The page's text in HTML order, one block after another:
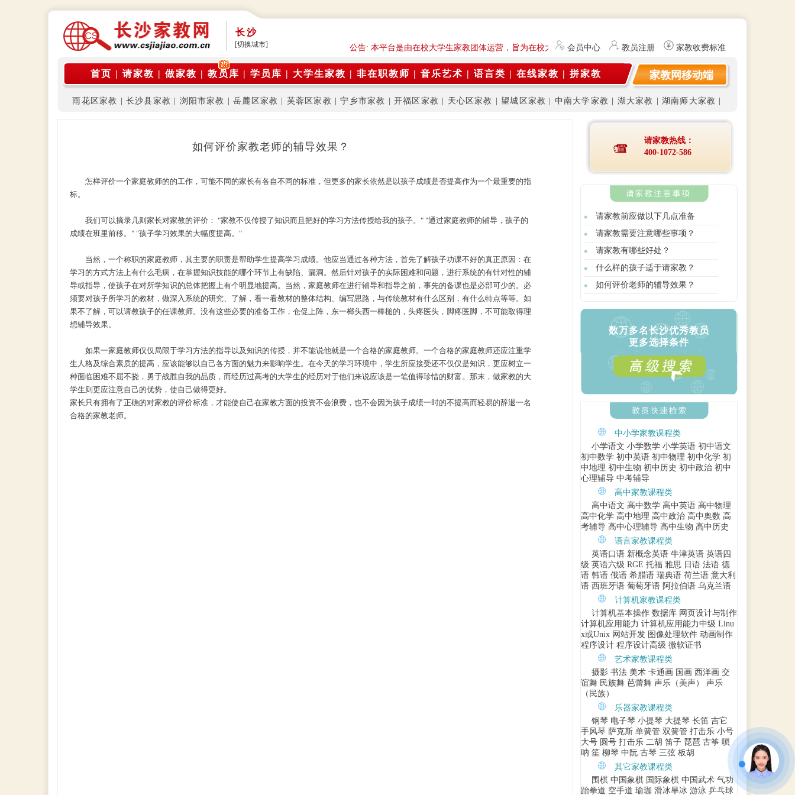
长沙
[切换城市] 公告: 本平台是由在校大学生家教团体运营，旨为在校大学生及研究生（持有教师资格证）提供勤工俭学、社会实践兼职
会员中心 教员注册 家教收费标准
首页 | 请家教 | 做家教 | 教员库 | 学员库 | 大学生家教 | 非在职教师 | 音乐艺术 | 语言类 | 在线家教 | 拼家教 家教网移动端
雨花区家教 长沙县家教 浏阳市家教 |岳麓区家教 芙蓉区家教 |宁乡市家教 开福区家教 天心区家教 |望城区家教 中南大学家教 湖大家教 |湖南师大家教
如何评价家教老师的辅导效果？
请家教热线：
400-1072-586
怎样评价一个家庭教师的的工作，可能不同的家长有各自不同的标准，但更多的家长依然是以孩子成绩是否提高作为一个最重要的指
标。
我们可以摘录几则家长对家教的评价： "家教不仅传授了知识而且把好的学习方法传授给我的孩子。" "通过家庭教师的辅导，孩子的
成绩在班里前移。" "孩子学习效果的大幅度提高。"
当然，一个称职的家庭教师，其主要的职责是帮助学生提高学习成绩。他应当通过各种方法，首先了解孩子功课不好的真正原因：在
学习的方式方法上有什么毛病，在掌握知识技能的哪个环节上有缺陷、漏洞。然后针对孩子的实际困难和问题，进行系统的有针对性的辅
导或指导，使孩子在对所学知识的总体把握上有个明显地提高。当然，家庭教师在进行辅导和指导之前，事先的备课也是必部可少的。必
须要对孩子所学习的教材，做深入系统的研究、了解，看一看教材的整体结构、编写思路，与传统教材有什么区别，有什么特点等等。如
果不了解，可以请教孩子的任课教师。没有这些必要的准备工作，仓促上阵，东一榔头西一棒槌的，头疼医头，脚疼医脚，不可能取得理
想辅导效果。
如果一家庭教师仅仅局限于学习方法的指导以及知识的传授，并不能说他就是一个合格的家庭教师。一个合格的家庭教师还应注重学
生人格及综合素质的提高，应该能够以自己各方面的魅力来影响学生。在今天的学习环境中，学生所应接受还不仅仅是知识，更应树立一
种面临困难不屈不挠，勇于战胜自我的品质，而经历过高考的大学生的经历对于他们来说应该是一笔值得珍惜的财富。那末，做家教的大
学生则更应注意自己的优势，使自己做得更好。
家长只有拥有了正确的对家教的评价标准，才能使自己在家教方面的投资不会浪费，也不会因为孩子成绩一时的不提高而轻易的辞退一名
合格的家教老师。
请家教前应做以下几点准备
请家教需要注意哪些事项？
请家教有哪些好处？
什么样的孩子适于请家教？
如何评价老师的辅导效果？
数万多名长沙优秀教员
更多选择条件
中小学家教课程类
小学语文 小学数学 小学英语 初中语文
初中数学 初中英语 初中物理 初中化学 初
中地理 初中生物 初中历史 初中政治 初中
心理辅导 中考辅导
高中家教课程类
高中语文 高中数学 高中英语 高中物理
高中化学 高中地理 高中政治 高中奥数 高
考辅导 高中心理辅导 高中生物 高中历史
语言家教课程类
英语口语 新概念英语 牛津英语 英语四
级 英语六级 RGE 托福 雅思 日语 法语 德
语 韩语 俄语 希腊语 瑞典语 荷兰语 意大利
语 西班牙语 葡萄牙语 阿拉伯语 乌克兰语
计算机家教课程类
计算机基本操作 数据库 网页设计与制作
计算机应用能力 计算机应用能力中级 Linu
x或Unix 网站开发 图像处理软件 动画制作
程序设计 程序设计高级 微软证书
艺术家教课程类
摄影 书法 美术 卡通画 国画 西洋画 交
谊舞 民族舞 芭蕾舞 声乐（美声）
声乐
（民族）
乐器家教课程类
钢琴 电子琴 小提琴 大提琴 长笛 吉它
手风琴 萨克斯 单簧管 双簧管 打击乐 小号
大号 圆号 打击乐 二胡 笛子 琵琶 古筝 唢
呐 笙 柳琴 中阮 古琴 三弦 板胡
其它家教课程类
围棋 中国象棋 国际象棋 中国武术 气功
跆拳道 空手道 瑜珈 滑冰旱冰 游泳 乒乓球